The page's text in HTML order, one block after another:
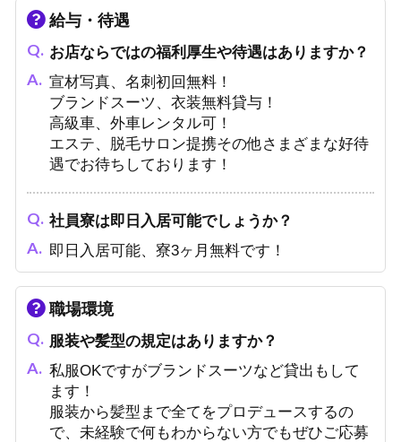
遠方・他府県からの応募はできますか？
遠方や名古屋からのご応募大歓迎です！寮もあ
ります！
お酒が飲めないのですが、応募できますか？
お酒が飲めなくても大丈夫です！飲めなくて
給与・待遇
お店ならではの福利厚生や待遇はありますか？
宣材写真、名刺初回無料！
ブランドスーツ、衣装無料貸与！
高級車、外車レンタル可！
エステ、脱毛サロン提携その他さまざまな好待
遇でお待ちしております！
社員寮は即日入居可能でしょうか？
即日入居可能、寮3ヶ月無料です！
職場環境
服装や髪型の規定はありますか？
私服OKですがブランドスーツなど貸出もして
ます！
服装から髪型まで全てをプロデュースするの
で、未経験で何もわからない方でもぜひご応募